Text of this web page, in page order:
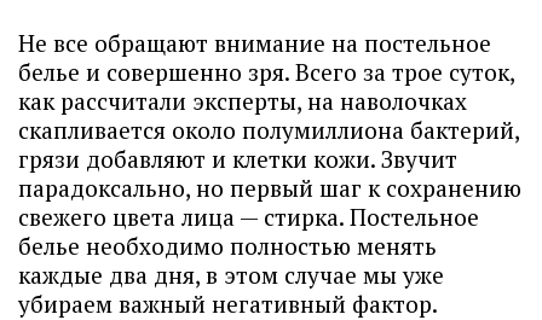
Не все обращают внимание на постельное
белье и совершенно зря. Всего за трое суток,
как рассчитали эксперты, на наволочках
скапливается около полумиллиона бактерий,
грязи добавляют и клетки кожи. Звучит
парадоксально, но первый шаг к сохранению
свежего цвета лица — стирка. Постельное
белье необходимо полностью менять
каждые два дня, в этом случае мы уже
убираем важный негативный фактор.